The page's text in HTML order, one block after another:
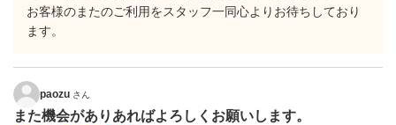
お客様のまたのご利用をスタッフ一同心よりお待ちしており
ます。
paozu さん
また機会がありあればよろしくお願いします。